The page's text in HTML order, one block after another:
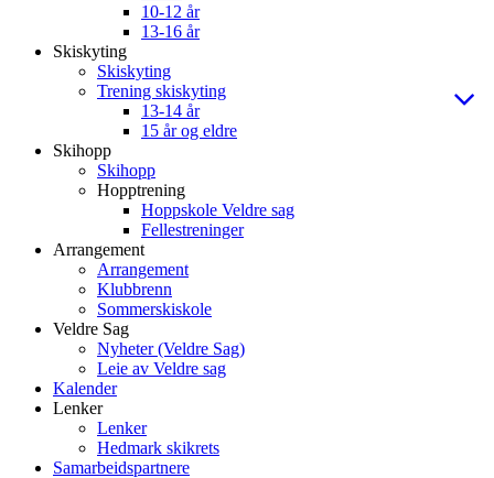
10-12 år
13-16 år
Skiskyting
Skiskyting
Trening skiskyting
13-14 år
15 år og eldre
Skihopp
Skihopp
Hopptrening
Hoppskole Veldre sag
Fellestreninger
Arrangement
Arrangement
Klubbrenn
Sommerskiskole
Veldre Sag
Nyheter (Veldre Sag)
Leie av Veldre sag
Kalender
Lenker
Lenker
Hedmark skikrets
Samarbeidspartnere